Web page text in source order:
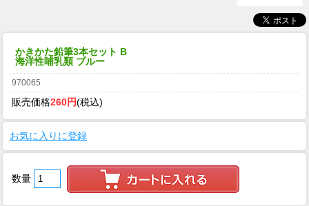
かきかた鉛筆3本セット B
海洋性哺乳類 ブルー
970065
販売価格260円(税込)
お気に入りに登録
数量